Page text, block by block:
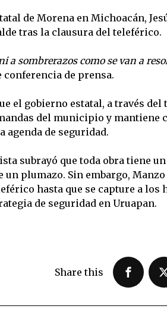
de Morena en Michoacán,
tras la clausura del teleférico.
a sombrerazos como se van a
conferencia de prensa.
el gobierno estatal, a través del
del municipio y
agenda de seguridad.
subrayó que toda obra tiene
un plumazo. Sin embargo,
hasta que se capture a
de seguridad en Uruapan.
Share this